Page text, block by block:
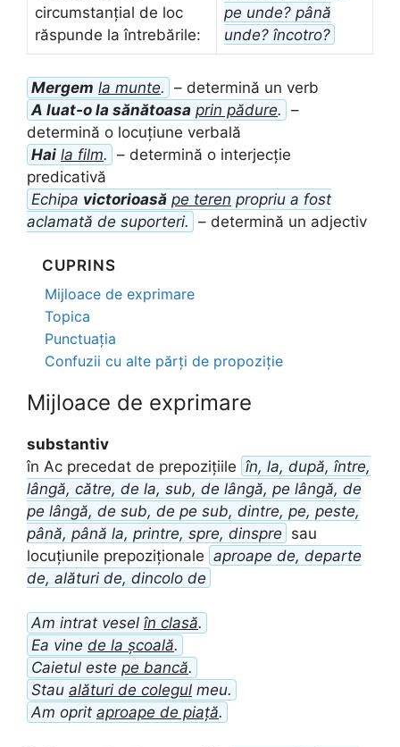
circumstanțial de loc
răspunde la întrebările:
pe unde? până
unde? încotro?
Mergem la munte. – determină un verb
A luat-o la sănătoasa prin pădure. –
determină o locuțiune verbală
Hai la film. – determină o interjecție
predicativă
Echipa victorioasă pe teren propriu a fost
aclamată de suporteri. – determină un adjectiv
CUPRINS
Mijloace de exprimare
Topica
Punctuația
Confuzii cu alte părți de propoziție
Mijloace de exprimare
substantiv
în Ac precedat de prepozițiile în, la, după, între,
lângă, către, de la, sub, de lângă, pe lângă, de
pe lângă, de sub, de pe sub, dintre, pe, peste,
până, până la, printre, spre, dinspre sau
locuțiunile prepoziționale aproape de, departe
de, alături de, dincolo de
Am intrat vesel în clasă.
Ea vine de la școală.
Caietul este pe bancă.
Stau alături de colegul meu.
Am oprit aproape de piață.